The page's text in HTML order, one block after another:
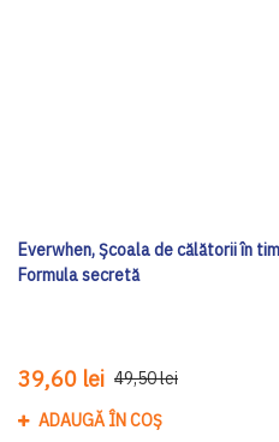
Everwhen, Școala de călătorii în
Formula secretă
39,60 lei 49,50 lei
ADAUGĂ ÎN COȘ